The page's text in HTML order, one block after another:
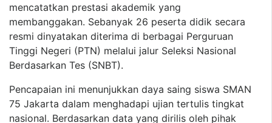
mencatatkan prestasi akademik yang
membanggakan. Sebanyak 26 peserta didik secara
resmi dinyatakan diterima di berbagai Perguruan
Tinggi Negeri (PTN) melalui jalur Seleksi Nasional
Berdasarkan Tes (SNBT).
Pencapaian ini menunjukkan daya saing siswa SMAN
75 Jakarta dalam menghadapi ujian tertulis tingkat
nasional. Berdasarkan data yang dirilis oleh pihak